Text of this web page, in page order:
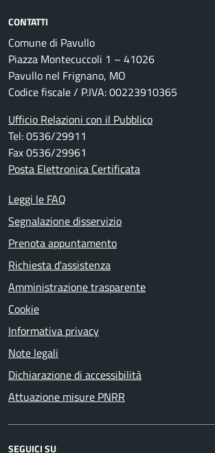
CONTATTI
Comune di Pavullo
Piazza Montecuccoli 1 – 41026
Pavullo nel Frignano, MO
Codice fiscale / P.IVA: 00223910365
Ufficio Relazioni con il Pubblico
Tel: 0536/29911
Fax 0536/29961
Posta Elettronica Certificata
Leggi le FAQ
Segnalazione disservizio
Prenota appuntamento
Richiesta d'assistenza
Amministrazione trasparente
Cookie
Informativa privacy
Note legali
Dichiarazione di accessibilità
Attuazione misure PNRR
SEGUICI SU